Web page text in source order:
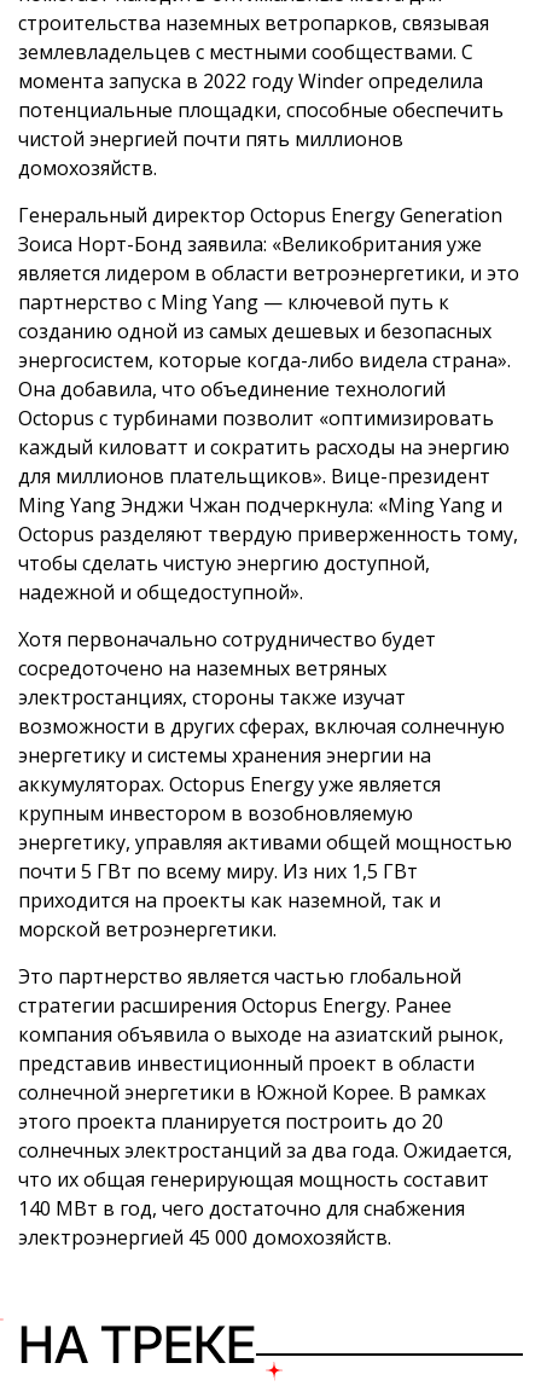
строительства наземных ветропарков, связывая
землевладельцев с местными сообществами. С
момента запуска в 2022 году Winder определила
потенциальные площадки, способные обеспечить
чистой энергией почти пять миллионов
домохозяйств.
Генеральный директор Octopus Energy Generation
Зоиса Норт-Бонд заявила: «Великобритания уже
является лидером в области ветроэнергетики, и это
партнерство с Ming Yang — ключевой путь к
созданию одной из самых дешевых и безопасных
энергосистем, которые когда-либо видела страна».
Она добавила, что объединение технологий
Octopus с турбинами позволит «оптимизировать
каждый киловатт и сократить расходы на энергию
для миллионов плательщиков». Вице-президент
Ming Yang Энджи Чжан подчеркнула: «Ming Yang и
Octopus разделяют твердую приверженность тому,
чтобы сделать чистую энергию доступной,
надежной и общедоступной».
Хотя первоначально сотрудничество будет
сосредоточено на наземных ветряных
электростанциях, стороны также изучат
возможности в других сферах, включая солнечную
энергетику и системы хранения энергии на
аккумуляторах. Octopus Energy уже является
крупным инвестором в возобновляемую
энергетику, управляя активами общей мощностью
почти 5 ГВт по всему миру. Из них 1,5 ГВт
приходится на проекты как наземной, так и
морской ветроэнергетики.
Это партнерство является частью глобальной
стратегии расширения Octopus Energy. Ранее
компания объявила о выходе на азиатский рынок,
представив инвестиционный проект в области
солнечной энергетики в Южной Корее. В рамках
этого проекта планируется построить до 20
солнечных электростанций за два года. Ожидается,
что их общая генерирующая мощность составит
140 МВт в год, чего достаточно для снабжения
электроэнергией 45 000 домохозяйств.
НА ТРЕКЕ